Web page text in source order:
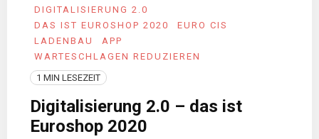
DIGITALISIERUNG 2.0
DAS IST EUROSHOP 2020
EURO CIS
LADENBAU
APP
WARTESCHLAGEN REDUZIEREN
1 MIN LESEZEIT
Digitalisierung 2.0 – das ist
Euroshop 2020